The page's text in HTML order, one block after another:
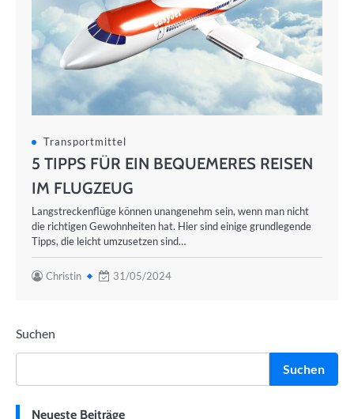
Transportmittel
5 TIPPS FÜR EIN BEQUEMERES REISEN
IM FLUGZEUG
Langstreckenflüge können unangenehm sein, wenn man nicht
die richtigen Gewohnheiten hat. Hier sind einige grundlegende
Tipps, die leicht umzusetzen sind…
Christin 31/05/2024
Suchen
Suchen
Neueste Beiträge